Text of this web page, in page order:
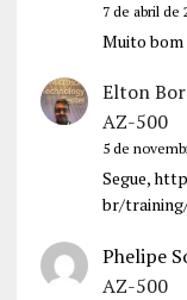
7 de abril de
Muito bom
Elton
AZ-500
5 de
Segue,
br/
Phelipe
AZ-500